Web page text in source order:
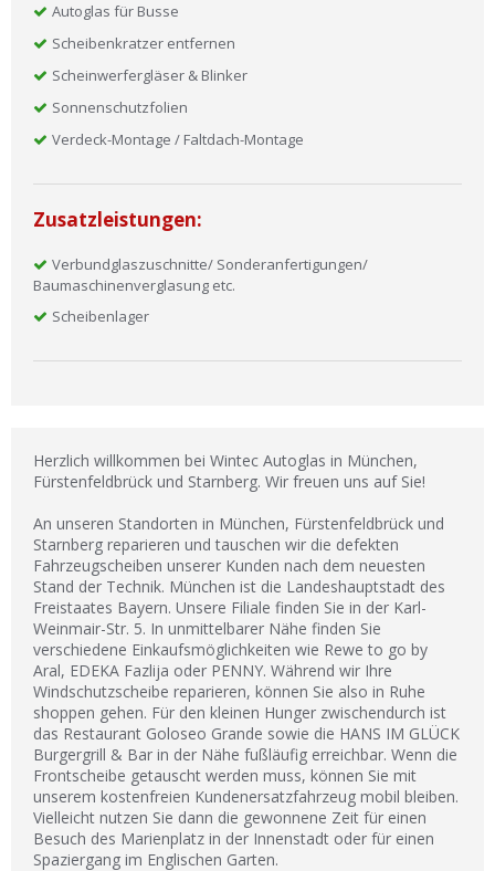
Autoglas für Busse
Scheibenkratzer entfernen
Scheinwerfergläser & Blinker
Sonnenschutzfolien
Verdeck-Montage / Faltdach-Montage
Zusatzleistungen:
Verbundglaszuschnitte/ Sonderanfertigungen/
Baumaschinenverglasung etc.
Scheibenlager
Herzlich willkommen bei Wintec Autoglas in München,
Fürstenfeldbrück und Starnberg. Wir freuen uns auf Sie!
An unseren Standorten in München, Fürstenfeldbrück und
Starnberg reparieren und tauschen wir die defekten
Fahrzeugscheiben unserer Kunden nach dem neuesten
Stand der Technik. München ist die Landeshauptstadt des
Freistaates Bayern. Unsere Filiale finden Sie in der Karl-
Weinmair-Str. 5. In unmittelbarer Nähe finden Sie
verschiedene Einkaufsmöglichkeiten wie Rewe to go by
Aral, EDEKA Fazlija oder PENNY. Während wir Ihre
Windschutzscheibe reparieren, können Sie also in Ruhe
shoppen gehen. Für den kleinen Hunger zwischendurch ist
das Restaurant Goloseo Grande sowie die HANS IM GLÜCK
Burgergrill & Bar in der Nähe fußläufig erreichbar. Wenn die
Frontscheibe getauscht werden muss, können Sie mit
unserem kostenfreien Kundenersatzfahrzeug mobil bleiben.
Vielleicht nutzen Sie dann die gewonnene Zeit für einen
Besuch des Marienplatz in der Innenstadt oder für einen
Spaziergang im Englischen Garten.